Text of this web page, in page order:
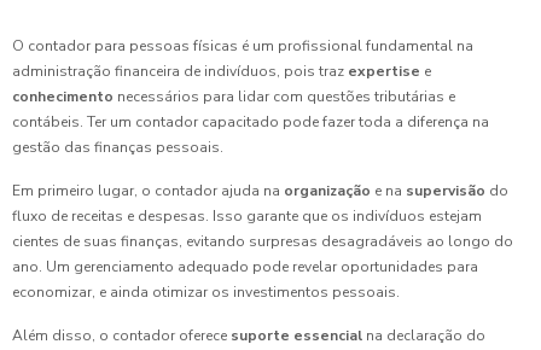
O contador para pessoas físicas é um profissional fundamental na
administração financeira de indivíduos, pois traz expertise e
conhecimento necessários para lidar com questões tributárias e
contábeis. Ter um contador capacitado pode fazer toda a diferença na
gestão das finanças pessoais.
Em primeiro lugar, o contador ajuda na organização e na supervisão do
fluxo de receitas e despesas. Isso garante que os indivíduos estejam
cientes de suas finanças, evitando surpresas desagradáveis ao longo do
ano. Um gerenciamento adequado pode revelar oportunidades para
economizar, e ainda otimizar os investimentos pessoais.
Além disso, o contador oferece suporte essencial na declaração do